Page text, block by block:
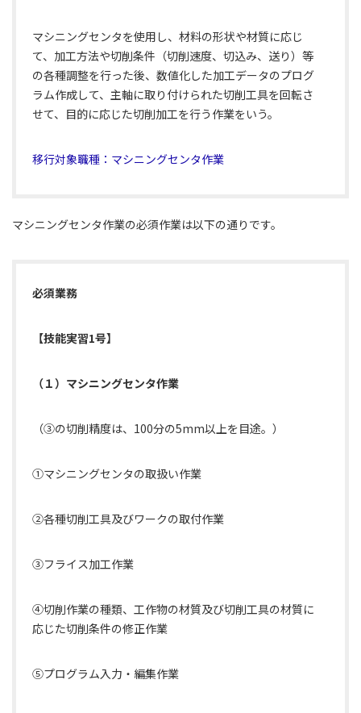
マシニングセンタを使用し、材料の形状や材質に応じ
て、加工方法や切削条件（切削速度、切込み、送り）等
の各種調整を行った後、数値化した加工データのプログ
ラム作成して、主軸に取り付けられた切削工具を回転さ
せて、目的に応じた切削加工を行う作業をいう。
移行対象職種：マシニングセンタ作業
マシニングセンタ作業の必須作業は以下の通りです。
必須業務
【技能実習1号】
（１）マシニングセンタ作業
（③の切削精度は、100分の5mm以上を目途。）
①マシニングセンタの取扱い作業
②各種切削工具及びワークの取付作業
③フライス加工作業
④切削作業の種類、工作物の材質及び切削工具の材質に
応じた切削条件の修正作業
⑤プログラム入力・編集作業